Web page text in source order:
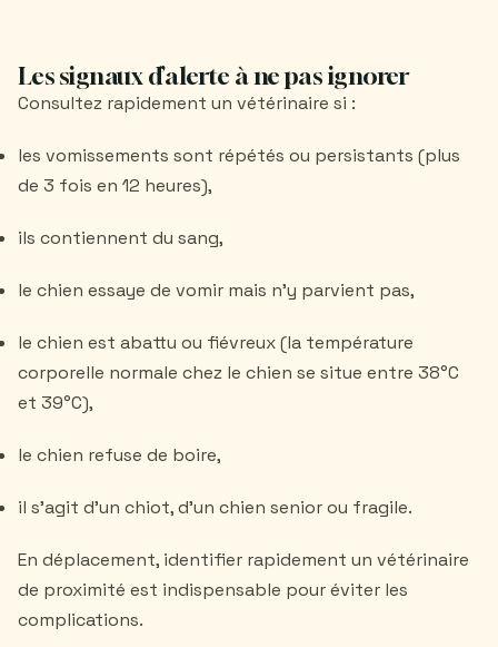
Les signaux d’alerte à ne pas ignorer
Consultez rapidement un vétérinaire si :
les vomissements sont répétés ou persistants (plus
de 3 fois en 12 heures),
ils contiennent du sang,
le chien essaye de vomir mais n'y parvient pas,
le chien est abattu ou fiévreux (la température
corporelle normale chez le chien se situe entre 38°C
et 39°C),
le chien refuse de boire,
il s’agit d’un chiot, d’un chien senior ou fragile.
En déplacement, identifier rapidement un vétérinaire
de proximité est indispensable pour éviter les
complications.